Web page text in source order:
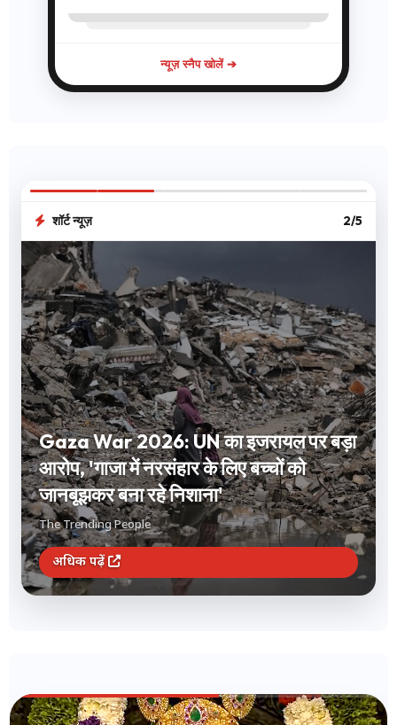
न्यूज़ स्नैप खोलें ➔
शॉर्ट न्यूज़ 3/5
Short Term Investment: 1 से 12 महीने
के लिए करना है निवेश? FD और लिक्विड फंड
समेत ये 3 विकल्प देंगे बंपर रिटर्न
The Trending People
अधिक पढ़ें